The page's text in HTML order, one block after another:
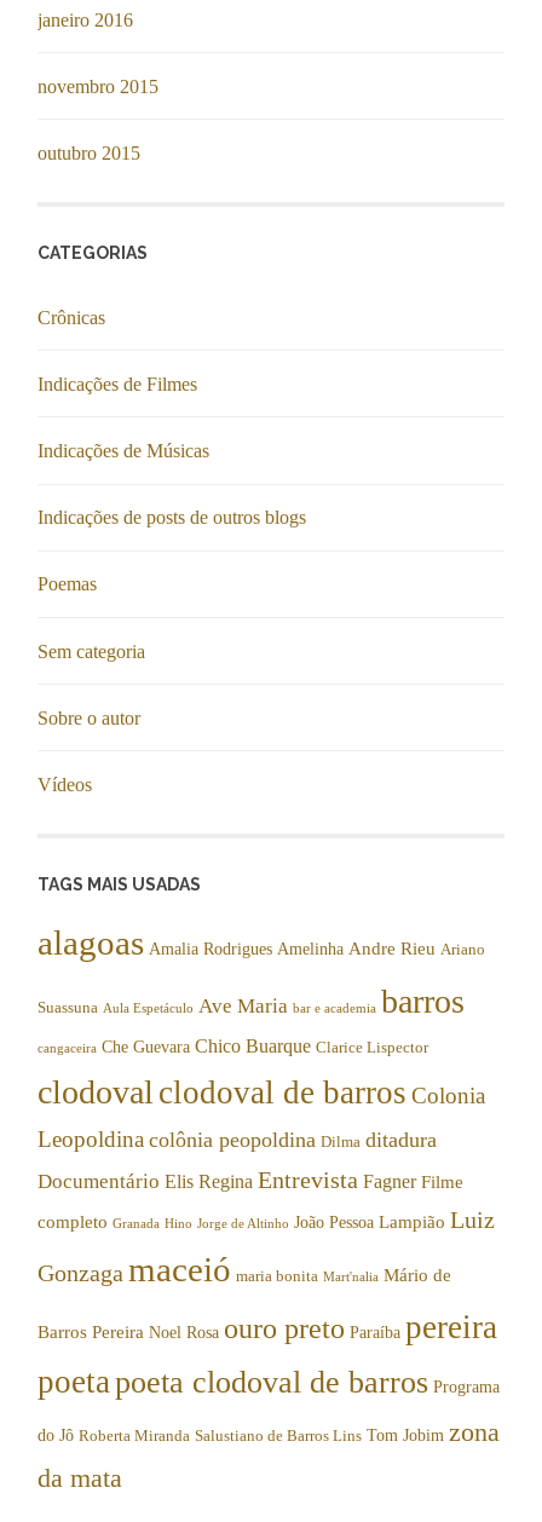
janeiro 2016
novembro 2015
outubro 2015
CATEGORIAS
Crônicas
Indicações de Filmes
Indicações de Músicas
Indicações de posts de outros blogs
Poemas
Sem categoria
Sobre o autor
Vídeos
TAGS MAIS USADAS
alagoas Amalia Rodrigues Amelinha Andre Rieu Ariano
Suassuna Aula Espetáculo Ave Maria bar e academia barros
cangaceira Che Guevara Chico Buarque Clarice Lispector
clodovalclodoval de barros Colonia
Leopoldina colônia peopoldina Dilma ditadura
Documentário Elis Regina Entrevista Fagner Filme
completo Granada Hino Jorge de Altinho João Pessoa Lampião Luiz
Gonzaga maceió maria bonita Mart'nalia Mário de
Barros Pereira Noel Rosa ouro preto Paraíba pereira
poetapoeta clodoval de barros Programa
do Jô Roberta Miranda Salustiano de Barros Lins Tom Jobim zona
da mata